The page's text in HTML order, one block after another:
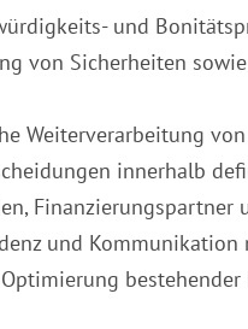
und
von Sicherheiten
Weiterverarbeitung
innerhalb
Finanzierungspartner
und
bestehender